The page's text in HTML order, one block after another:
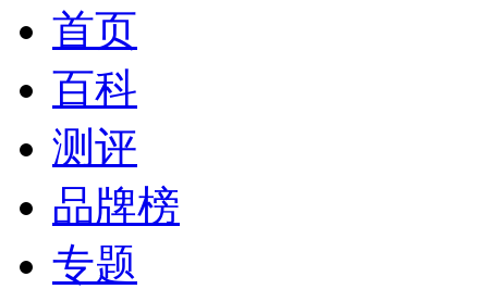
首页
百科
测评
品牌榜
专题